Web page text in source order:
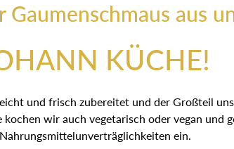
Gaumenschmaus aus
KÜCHE!
und frisch zubereitet und der Großteil
kochen wir auch vegetarisch oder vegan und
Nahrungsmittelunverträglichkeiten ein.